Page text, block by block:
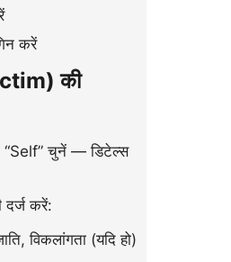
करें
की
“Self” चुनें — डिटेल्स
दर्ज करें:
विकलांगता (यदि हो)